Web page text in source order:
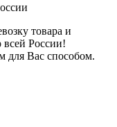
товара и
всей России!
для Вас способом.